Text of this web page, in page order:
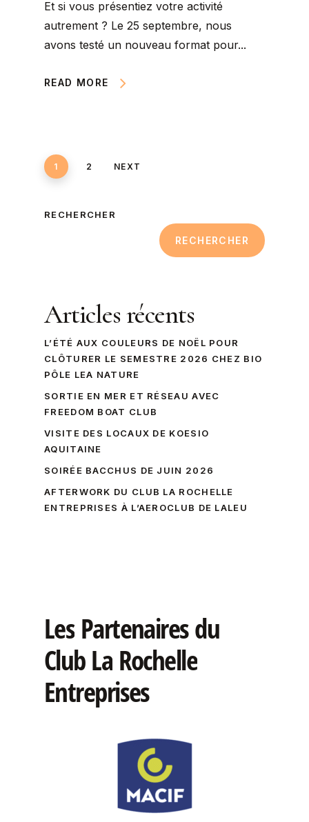
Et si vous présentiez votre activité
autrement ? Le 25 septembre, nous
avons testé un nouveau format pour...
READ MORE
1 2 NEXT
RECHERCHER
RECHERCHER
Articles récents
L’ÉTÉ AUX COULEURS DE NOËL POUR
CLÔTURER LE SEMESTRE 2026 CHEZ BIO
PÔLE LEA NATURE
SORTIE EN MER ET RÉSEAU AVEC
FREEDOM BOAT CLUB
VISITE DES LOCAUX DE KOESIO
AQUITAINE
SOIRÉE BACCHUS DE JUIN 2026
AFTERWORK DU CLUB LA ROCHELLE
ENTREPRISES À L’AEROCLUB DE LALEU
Les Partenairesdu
ClubLa Rochelle
Entreprises